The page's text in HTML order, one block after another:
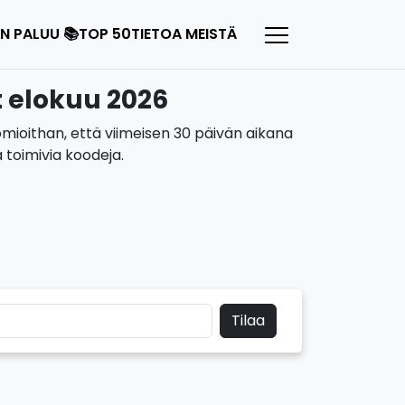
PALUU 📚TOP 50TIETOA MEISTÄ
2026
että viimeisen 30 päivän aikana
koodeja.
Tilaa